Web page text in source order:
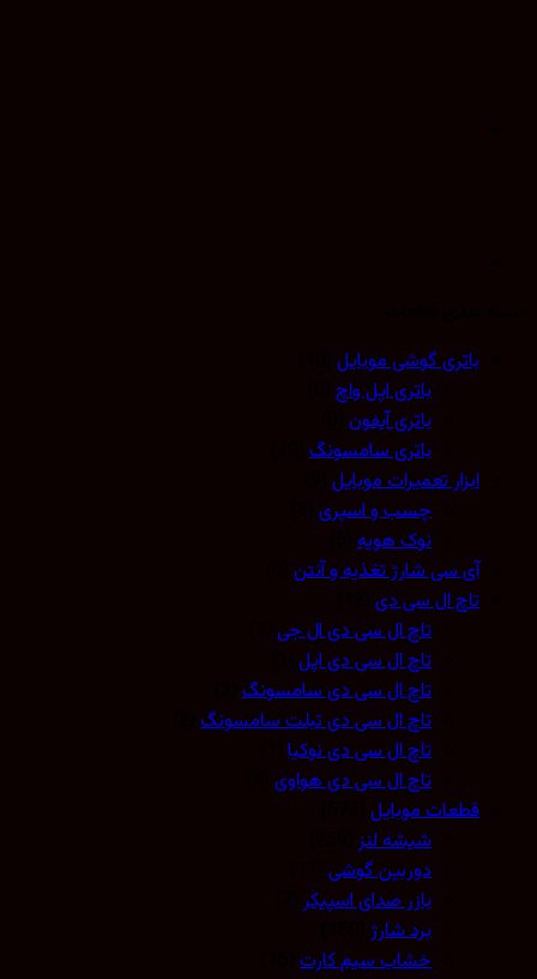
باتری گوشی موبایل(10)
باتری اپل واچ(0)
باتری آیفون(0)
باتری سامسونگ(10)
ابزار تعمیرات موبایل(9)
چسب و اسپری(3)
نوک هویه(5)
آی سی شارژ تغذیه و آنتن(0)
تاچ ال سی دی(12)
تاچ ال سی دی ال جی(1)
تاچ ال سی دی اپل(1)
تاچ ال سی دی سامسونگ(3)
تاچ ال سی دی تبلت سامسونگ(2)
تاچ ال سی دی نوکیا (1)
تاچ ال سی دی هواوی(4)
قطعات موبایل(573)
شیشه لنز(259)
دوربین گوشی(11)
بازر صدای اسپیکر(7)
برد شارژ(150)
خشاب سیم کارت(16)